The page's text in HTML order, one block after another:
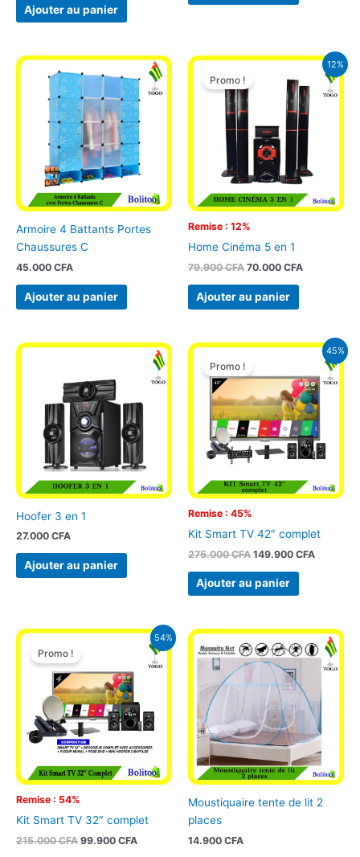
Ajouter au panier
Armoire 4 Battants Portes
Chaussures C
45.000 CFA
Ajouter au panier
12%
Remise : 12%
Promo !
Home Cinéma 5 en 1
79.900CFA
Le
initial
était :
79.900 CFA.
70.000 CFA
Le
actuel
est :
70.000
Ajouter au panier
Hoofer 3 en 1
27.000 CFA
Ajouter au panier
45%
Remise : 45%
Promo !
Kit Smart TV 42″ complet
275.000CFA
Le
initial
275.000 CFA.
149.900 CFA
Le
prix
actuel
est :
149.900
Ajouter au panier
54%
Remise : 54%
Promo !
Kit Smart TV 32″ complet
215.000CFA
Le
était :
215.000 CFA.
99.900 CFA
Le
prix
actuel
Moustiquaire tente de lit 2
places
14.900 CFA